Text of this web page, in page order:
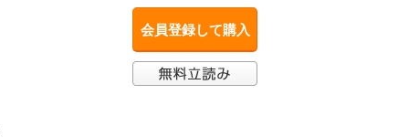
会員登録して購入